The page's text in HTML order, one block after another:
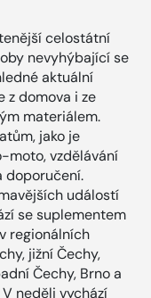
celostátní
nevyhýbající se
aktuální
z domova i ze
materiálem.
jako je
moto, vzdělávání
doporučení.
událostí
se suplementem
regionálních
jižní Čechy,
Čechy, Brno a
neděli vychází